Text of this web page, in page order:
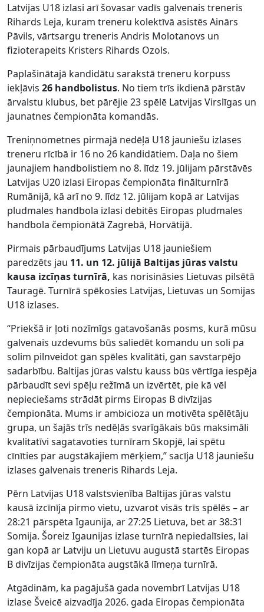
Latvijas U18 izlasi arī šovasar vadīs galvenais treneris
Rihards Leja, kuram treneru kolektīvā asistēs Ainārs
Pāvils, vārtsargu treneris Andris Molotanovs un
fizioterapeits Kristers Rihards Ozols.
Paplašinātajā kandidātu sarakstā treneru korpuss
iekļāvis 26 handbolistus. No tiem trīs ikdienā pārstāv
ārvalstu klubus, bet pārējie 23 spēlē Latvijas Virslīgas un
jaunatnes čempionāta komandās.
Treniņnometnes pirmajā nedēļā U18 jauniešu izlases
treneru rīcībā ir 16 no 26 kandidātiem. Daļa no šiem
jaunajiem handbolistiem no 8. līdz 19. jūlijam pārstāvēs
Latvijas U20 izlasi Eiropas čempionāta finālturnīrā
Rumānijā, kā arī no 9. līdz 12. jūlijam kopā ar Latvijas
pludmales handbola izlasi debitēs Eiropas pludmales
handbola čempionātā Zagrebā, Horvātijā.
Pirmais pārbaudījums Latvijas U18 jauniešiem
paredzēts jau 11. un 12. jūlijā Baltijas jūras valstu
kausa izcīņas turnīrā, kas norisināsies Lietuvas pilsētā
Tauragē. Turnīrā spēkosies Latvijas, Lietuvas un Somijas
U18 izlases.
“Priekšā ir ļoti nozīmīgs gatavošanās posms, kurā mūsu
galvenais uzdevums būs saliedēt komandu un soli pa
solim pilnveidot gan spēles kvalitāti, gan savstarpējo
sadarbību. Baltijas jūras valstu kauss būs vērtīga iespēja
pārbaudīt sevi spēļu režīmā un izvērtēt, pie kā vēl
nepieciešams strādāt pirms Eiropas B divīzijas
čempionāta. Mums ir ambicioza un motivēta spēlētāju
grupa, un šajās trīs nedēļās svarīgākais būs maksimāli
kvalitatīvi sagatavoties turnīram Skopjē, lai spētu
cīnīties par augstākajiem mērķiem,” sacīja U18 jauniešu
izlases galvenais treneris Rihards Leja.
Pērn Latvijas U18 valstsvienība Baltijas jūras valstu
kausā izcīnīja pirmo vietu, uzvarot visās trīs spēlēs – ar
28:21 pārspēta Igaunija, ar 27:25 Lietuva, bet ar 38:31
Somija. Šoreiz Igaunijas izlase turnīrā nepiedalīsies, lai
gan kopā ar Latviju un Lietuvu augustā startēs Eiropas
B divīzijas čempionāta augstākā līmeņa turnīrā.
Atgādinām, ka pagājušā gada novembrī Latvijas U18
izlase Šveicē aizvadīja 2026. gada Eiropas čempionāta